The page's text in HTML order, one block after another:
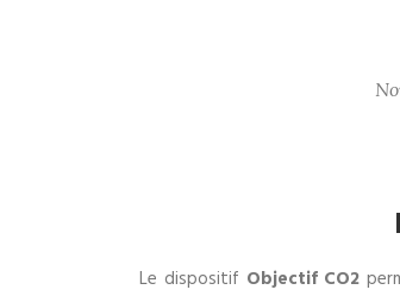
Le dispositif Objectif CO2